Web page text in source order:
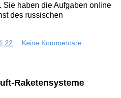
haben die Aufgaben online
des russischen
Keine Kommentare:
Raketensysteme